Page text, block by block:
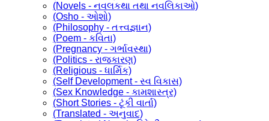
(Novels - નવલકથા તથા નવલિકાઓ)
(Osho - ઓશો)
(Philosophy - તત્ત્વજ્ઞાન)
(Poem - કવિતા)
(Pregnancy - ગર્ભાવસ્થા)
(Politics - રાજકારણ)
(Religious - ધાર્મિક)
(Self Development - સ્વ વિકાસ)
(Sex Knowledge - કામશાસ્ત્ર)
(Short Stories - ટૂંકી વાર્તા)
(Translated - અનુવાદ)